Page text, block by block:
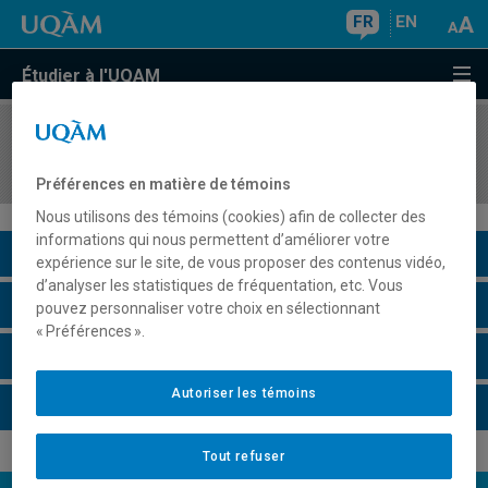
FR EN
Étudier à l'UQAM
COURS//
Description du cours
Horaire - Été 2026
Préférences en matière de témoins
Nous utilisons des témoins (cookies) afin de collecter des
informations qui nous permettent d’améliorer votre
expérience sur le site, de vous proposer des contenus vidéo,
d’analyser les statistiques de fréquentation, etc. Vous
pouvez personnaliser votre choix en sélectionnant
« Préférences ».
Tout refuser
Autoriser les témoins